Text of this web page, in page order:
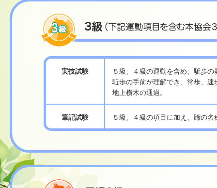
実技試験
５級、４級の運動を含め、駈歩
駈歩の手前が理解でき、常歩、
地上横木の通過。
筆記試験 ５級、４級の項目に加え、蹄の